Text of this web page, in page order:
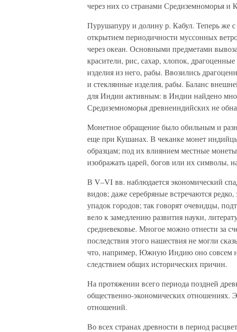
через них со странами Средиземноморья и
Пурушапуру и долину р. Кабул. Теперь же
открытием периодичности муссонных
через океан. Основными предметами
красители, рис, сахар, хлопок,
изделия из него, рабы. Ввозились
и стеклянные изделия, рабы. Баланс
для Индии активным: в Индии найдено
Средиземноморья древнеиндийских не
Монетное обращение было обильным и
еще при Кушанах. В чеканке монет
образцам; под их влиянием местные
изображать царей, богов или их символы,
В V–VI вв. наблюдается экономический
видов; даже серебряные встречаются
упадок городов; так говорят очевидцы,
вело к замедлению развития науки,
средневековье. Многое можно отнести за
последствия этого нашествия не могли
что, например, Южную Индию оно совсем
следствием общих исторических причин.
На протяжении всего периода поздней
общественно-экономических отношениях.
отношений.
Во всех странах древности в период